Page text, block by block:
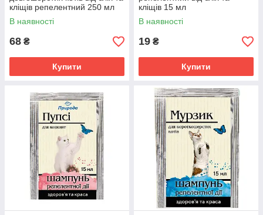
кліщів репелентний 250 мл
В наявності
68 ₴
Купити
кліщів 15 мл
В наявності
19 ₴
Купити